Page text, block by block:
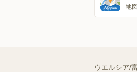
地
ウエルシア/